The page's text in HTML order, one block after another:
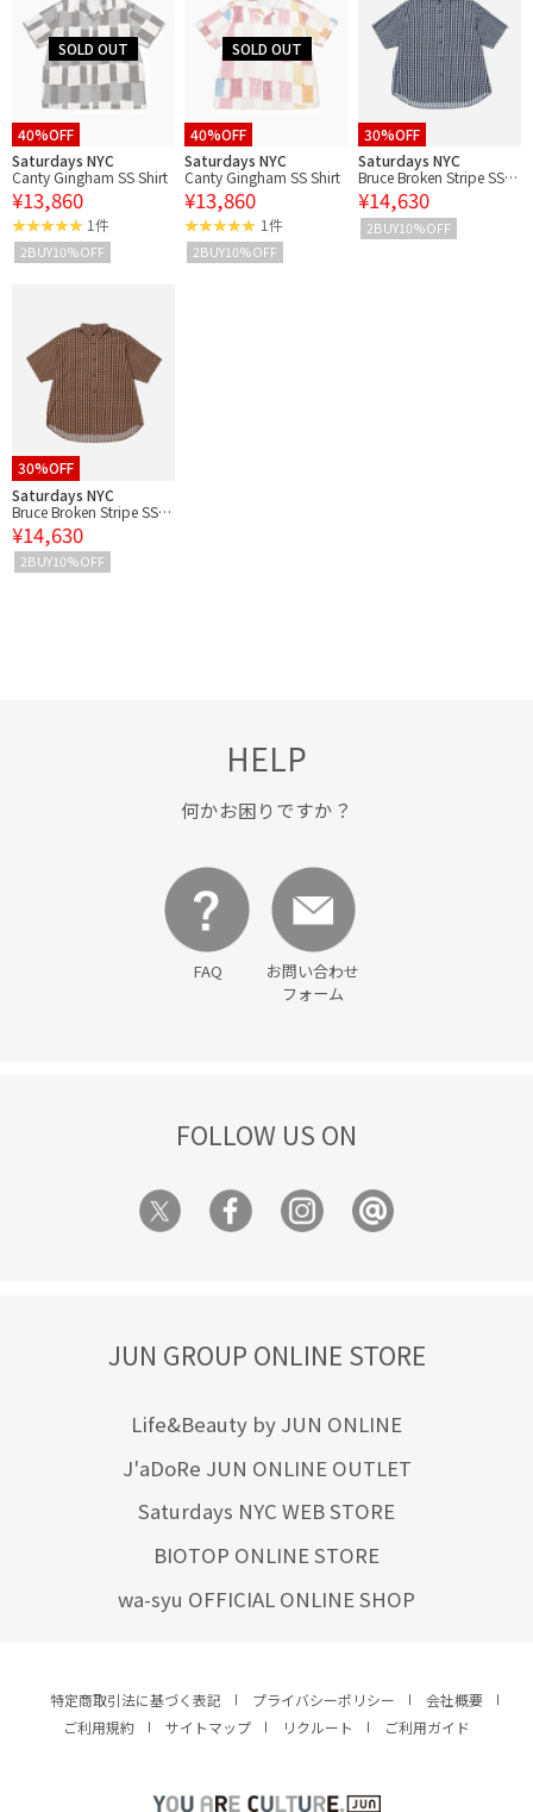
40%OFF
Saturdays NYC
Canty Gingham SS Shirt
¥13,860
1件
2BUY10%OFF
40%OFF
Saturdays NYC
Canty Gingham SS Shirt
¥13,860
1件
2BUY10%OFF
30%OFF
Saturdays NYC
Bruce Broken Stripe SS S
hirt
¥14,630
2BUY10%OFF
30%OFF
Saturdays NYC
Bruce Broken Stripe SS S
hirt
¥14,630
2BUY10%OFF
HELP
何かお困りですか？
FAQ
お問い合わせ
フォーム
FOLLOW US ON
JUN GROUP ONLINE STORE
Life&Beauty by JUN ONLINE
J'aDoRe JUN ONLINE OUTLET
Saturdays NYC WEB STORE
BIOTOP ONLINE STORE
wa-syu OFFICIAL ONLINE SHOP
特定商取引法に基づく表記 プライバシーポリシー
会社概要
ご利用規約
サイトマップ リクルート ご利用ガイド